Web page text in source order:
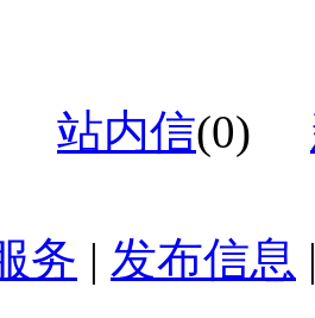
站内信(0)
务 | 发布信息